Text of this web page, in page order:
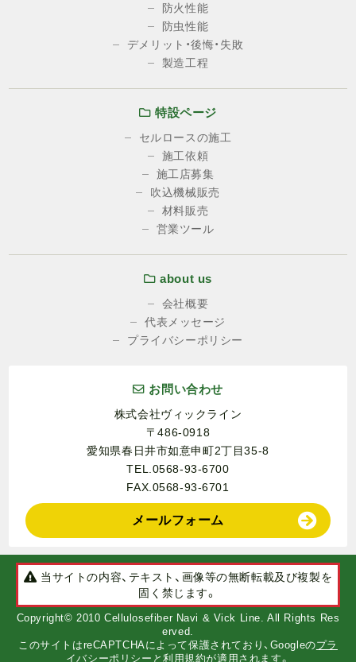
防火性能
防虫性能
デメリット・後悔・失敗
製造工程
特設ページ
セルロースの施工
施工依頼
施工店募集
吹込機械販売
材料販売
営業ツール
about us
会社概要
代表メッセージ
プライバシーポリシー
お問い合わせ
株式会社ヴィックライン
〒486-0918
愛知県春日井市如意申町2丁目35-8
TEL.0568-93-6700
FAX.0568-93-6701
メールフォーム
当サイトの内容、テキスト、画像等の無断転載及び複製を
固く禁じます。
Copyright© 2010 Cellulosefiber Navi & Vick Line. All Rights Res
erved.
このサイトはreCAPTCHAによって保護されており、Googleのプラ
イバシーポリシー と利用規約が適用されます。